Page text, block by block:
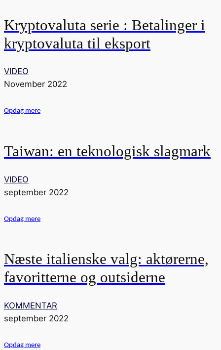
Kryptovaluta serie : Betalinger i
kryptovaluta til eksport
VIDEO
November 2022
Opdag mere
Taiwan: en teknologisk slagmark
VIDEO
september 2022
Opdag mere
Næste italienske valg: aktørerne,
favoritterne og outsiderne
KOMMENTAR
september 2022
Opdag mere